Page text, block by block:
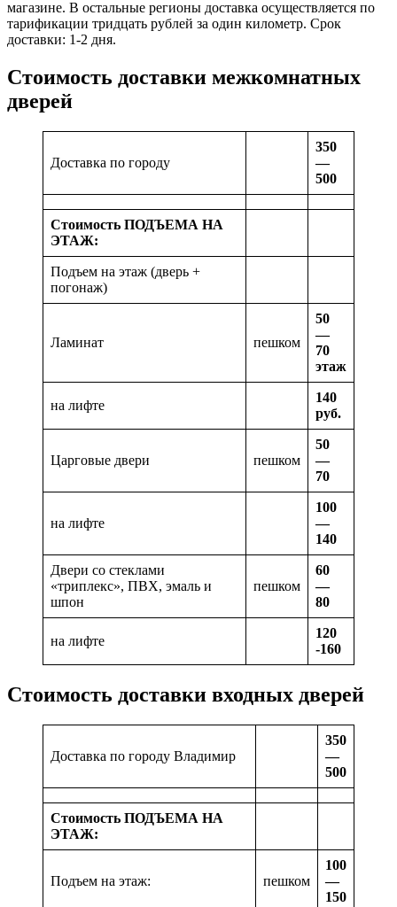
магазине. В остальные регионы доставка осуществляется по
тарификации тридцать рублей за один километр. Срок
доставки: 1-2 дня.
Стоимость доставки межкомнатных
дверей
Доставка по городу
350
—
500
Стоимость ПОДЪЕМА НА
ЭТАЖ:
Подъем на этаж (дверь +
погонаж)
Ламинат пешком
50
—
70
этаж
на лифте
140
руб.
Царговые двери пешком
50
—
70
на лифте
100
—
140
Двери со стеклами
«триплекс», ПВХ, эмаль и
шпон
пешком
60
—
80
на лифте
120
-160
Стоимость доставки входных дверей
Доставка по городу Владимир
350
—
500
Стоимость ПОДЪЕМА НА
ЭТАЖ:
Подъем на этаж: пешком
100
—
150